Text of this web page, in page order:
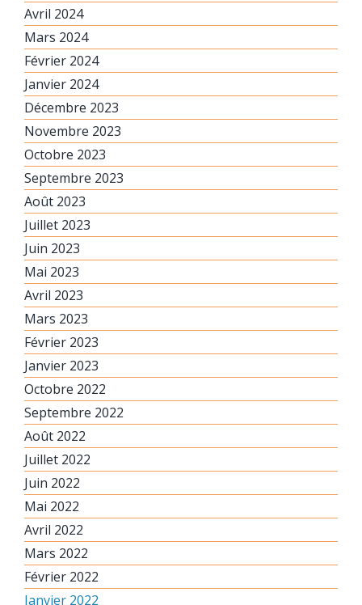
Avril 2024
Mars 2024
Février 2024
Janvier 2024
Décembre 2023
Novembre 2023
Octobre 2023
Septembre 2023
Août 2023
Juillet 2023
Juin 2023
Mai 2023
Avril 2023
Mars 2023
Février 2023
Janvier 2023
Octobre 2022
Septembre 2022
Août 2022
Juillet 2022
Juin 2022
Mai 2022
Avril 2022
Mars 2022
Février 2022
Janvier 2022